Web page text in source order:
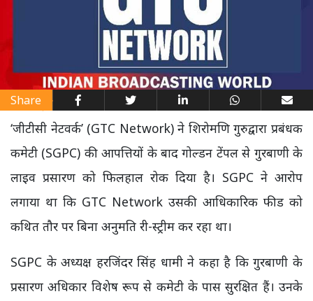
Share
‘जीटीसी नेटवर्क’ (GTC Network) ने शिरोमणि गुरुद्वारा प्रबंधक
कमेटी (SGPC) की आपत्तियों के बाद गोल्डन टेंपल से गुरबाणी के
लाइव प्रसारण को फिलहाल रोक दिया है। SGPC ने आरोप
लगाया था कि GTC Network उसकी आधिकारिक फीड को
कथित तौर पर बिना अनुमति री-स्ट्रीम कर रहा था।
SGPC के अध्यक्ष हरजिंदर सिंह धामी ने कहा है कि गुरबाणी के
प्रसारण अधिकार विशेष रूप से कमेटी के पास सुरक्षित हैं। उनके